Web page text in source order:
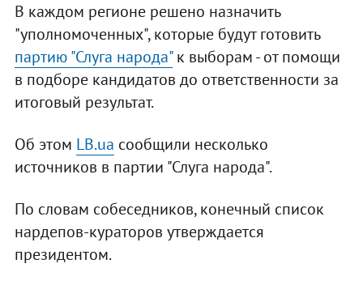
В каждом регионе решено назначить
"уполномоченных", которые будут готовить
партию "Слуга народа"к выборам - от помощи
в подборе кандидатов до ответственности за
итоговый результат.
Об этом LB.ua сообщили несколько
источников в партии "Слуга народа".
По словам собеседников, конечный список
нардепов-кураторов утверждается
президентом.